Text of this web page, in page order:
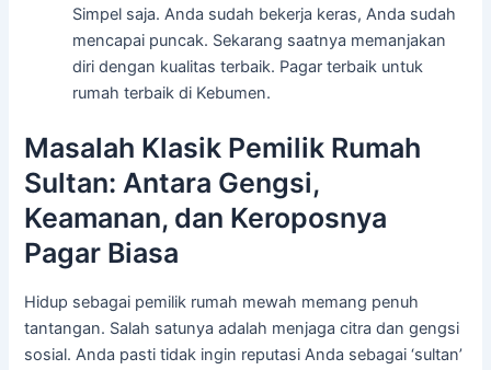
Simpel saja. Anda sudah bekerja keras, Anda sudah
mencapai puncak. Sekarang saatnya memanjakan
diri dengan kualitas terbaik. Pagar terbaik untuk
rumah terbaik di Kebumen.
Masalah Klasik Pemilik Rumah
Sultan: Antara Gengsi,
Keamanan, dan Keroposnya
Pagar Biasa
Hidup sebagai pemilik rumah mewah memang penuh
tantangan. Salah satunya adalah menjaga citra dan gengsi
sosial. Anda pasti tidak ingin reputasi Anda sebagai ‘sultan’